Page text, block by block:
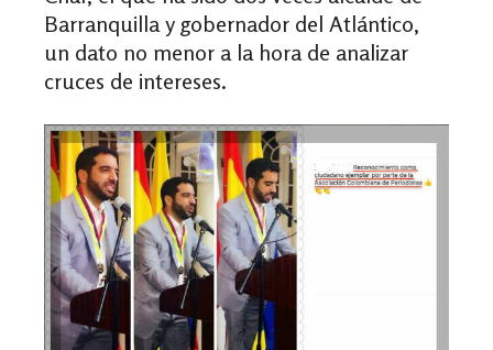
Barranquilla y gobernador del Atlántico,
un dato no menor a la hora de analizar
cruces de intereses.